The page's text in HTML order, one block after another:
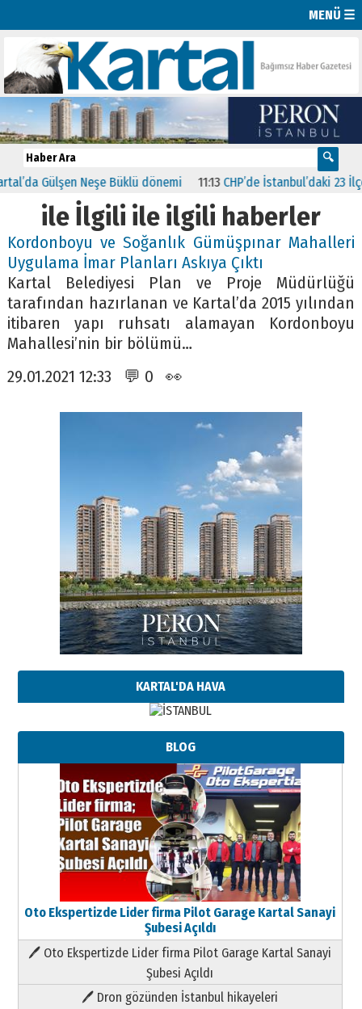
MENÜ ☰
Gülşen Neşe Büklü dönemi 11:13 CHP’de İstanbul’daki 23
ile İlgili ile ilgili haberler
Kordonboyu ve Soğanlık Gümüşpınar Mahalleri
Uygulama İmar Planları Askıya Çıktı
Kartal Belediyesi Plan ve Proje Müdürlüğü
tarafından hazırlanan ve Kartal’da 2015 yılından
itibaren yapı ruhsatı alamayan Kordonboyu
Mahallesi’nin bir bölümü…
29.01.2021 12:33 💬 0 👀
KARTAL'DA HAVA
BLOG
Oto Ekspertizde Lider firma Pilot Garage Kartal Sanayi
Şubesi Açıldı
🖊 Oto Ekspertizde Lider firma Pilot Garage Kartal Sanayi
Şubesi Açıldı
🖊 Dron gözünden İstanbul hikayeleri